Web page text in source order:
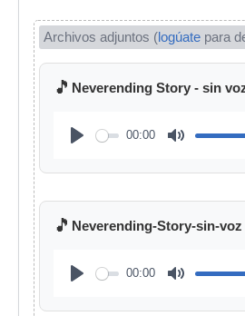
Archivos adjuntos (logúate para
🎵 Neverending Story - sin
00:00
🎵 Neverending-Story-sin-voz
00:00